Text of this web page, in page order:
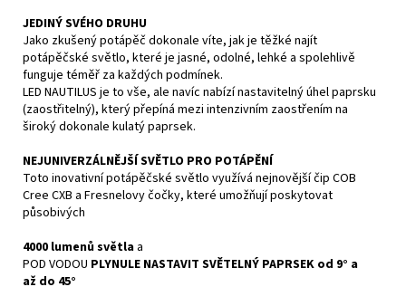
JEDINÝ SVÉHO DRUHU
Jako zkušený potápěč dokonale víte, jak je těžké najít
potápěčské světlo, které je jasné, odolné, lehké a spolehlivě
funguje téměř za každých podmínek.
LED NAUTILUS je to vše, ale navíc nabízí nastavitelný úhel paprsku
(zaostřitelný), který přepíná mezi intenzivním zaostřením na
široký dokonale kulatý paprsek.
NEJUNIVERZÁLNĚJŠÍ SVĚTLO PRO POTÁPĚNÍ
Toto inovativní potápěčské světlo využívá nejnovější čip COB
Cree CXB a Fresnelovy čočky, které umožňují poskytovat
působivých
4000 lumenů světla a
POD VODOU PLYNULE NASTAVIT SVĚTELNÝ PAPRSEK od 9° a
až do 45°